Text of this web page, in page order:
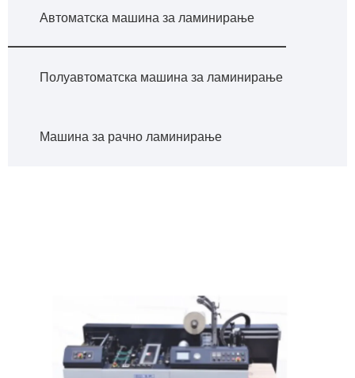
Автоматска машина за ламинирање
Полуавтоматска машина за ламинирање
Машина за рачно ламинирање